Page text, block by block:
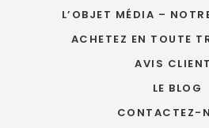
L’OBJET MÉDIA –
ACHETEZ EN TOUTE
AVIS
LE BLOG
CONTACTEZ-